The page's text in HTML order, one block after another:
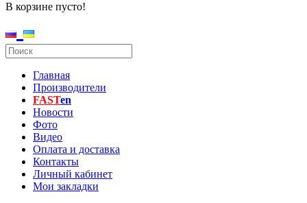
В корзине пусто!
Главная
Производители
FASTen
Новости
Фото
Видео
Оплата и доставка
Контакты
Личный кабинет
Мои закладки